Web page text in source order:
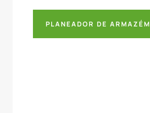
PLANEADOR DE ARMAZÉM